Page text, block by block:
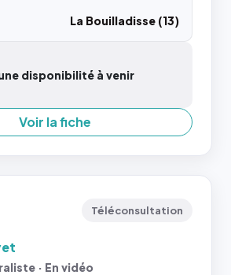
La Bouilladisse (13)
disponibilité à venir
Voir la fiche
Téléconsultation
· En vidéo